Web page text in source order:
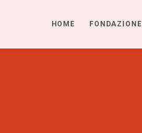
HOME FONDAZIONE